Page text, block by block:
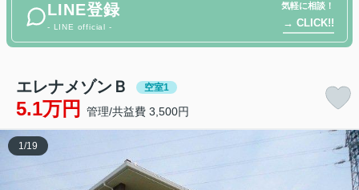
LINE登録
- LINE official -
気軽に相談！
→ CLICK!!
エレナメゾンＢ 空室1
5.1万円 管理/共益費 3,500円
1/19